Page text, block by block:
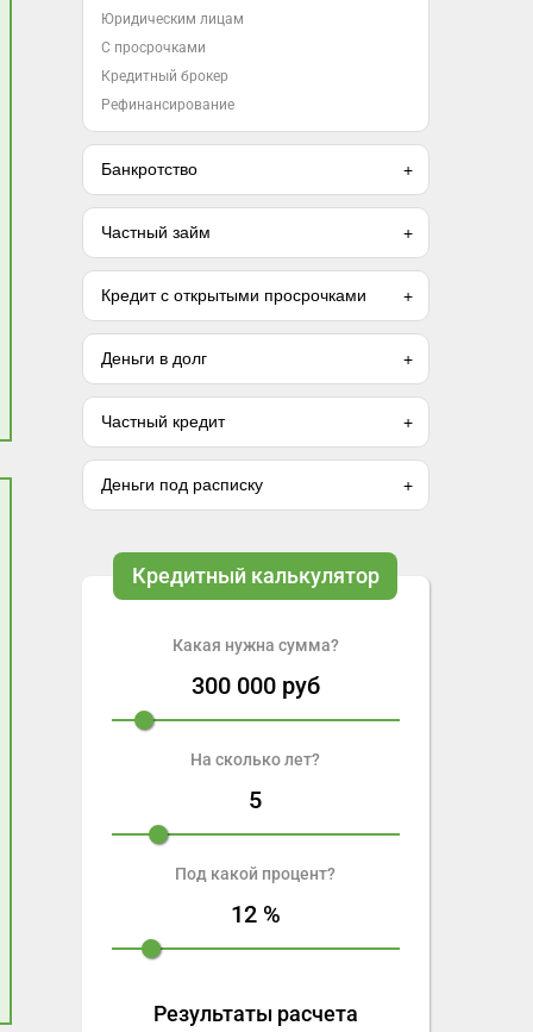
Юридическим лицам
С просрочками
Кредитный брокер
Рефинансирование
Банкротство
Частный займ
Кредит с открытыми просрочками
Деньги в долг
Частный кредит
Деньги под расписку
Кредитный калькулятор
Какая нужна сумма?
300 000руб
На сколько лет?
5
Под какой процент?
12%
Результаты расчета